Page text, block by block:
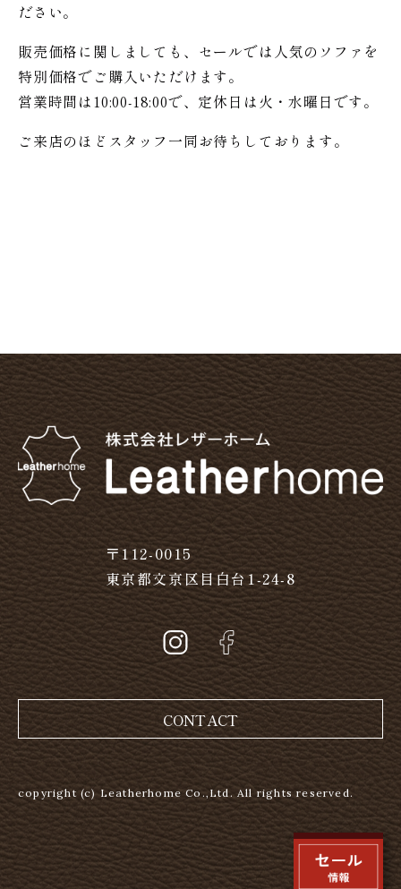
ださい。
販売価格に関しましても、セールでは人気のソファを
特別価格でご購入いただけます。
営業時間は10:00-18:00で、定休日は火・水曜日です。
ご来店のほどスタッフ一同お待ちしております。
〒112-0015
東京都文京区目白台1-24-8
CONTACT
copyright (c) Leatherhome Co.,Ltd. All rights reserved.